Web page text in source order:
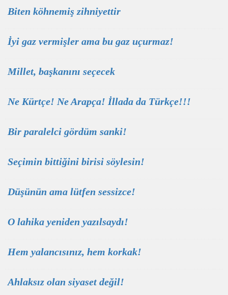
Biten köhnemiş zihniyettir
İyi gaz vermişler ama bu gaz uçurmaz!
Millet, başkanını seçecek
Ne Kürtçe! Ne Arapça! İllada da Türkçe!!!
Bir paralelci gördüm sanki!
Seçimin bittiğini birisi söylesin!
Düşünün ama lütfen sessizce!
O lahika yeniden yazılsaydı!
Hem yalancısınız, hem korkak!
Ahlaksız olan siyaset değil!